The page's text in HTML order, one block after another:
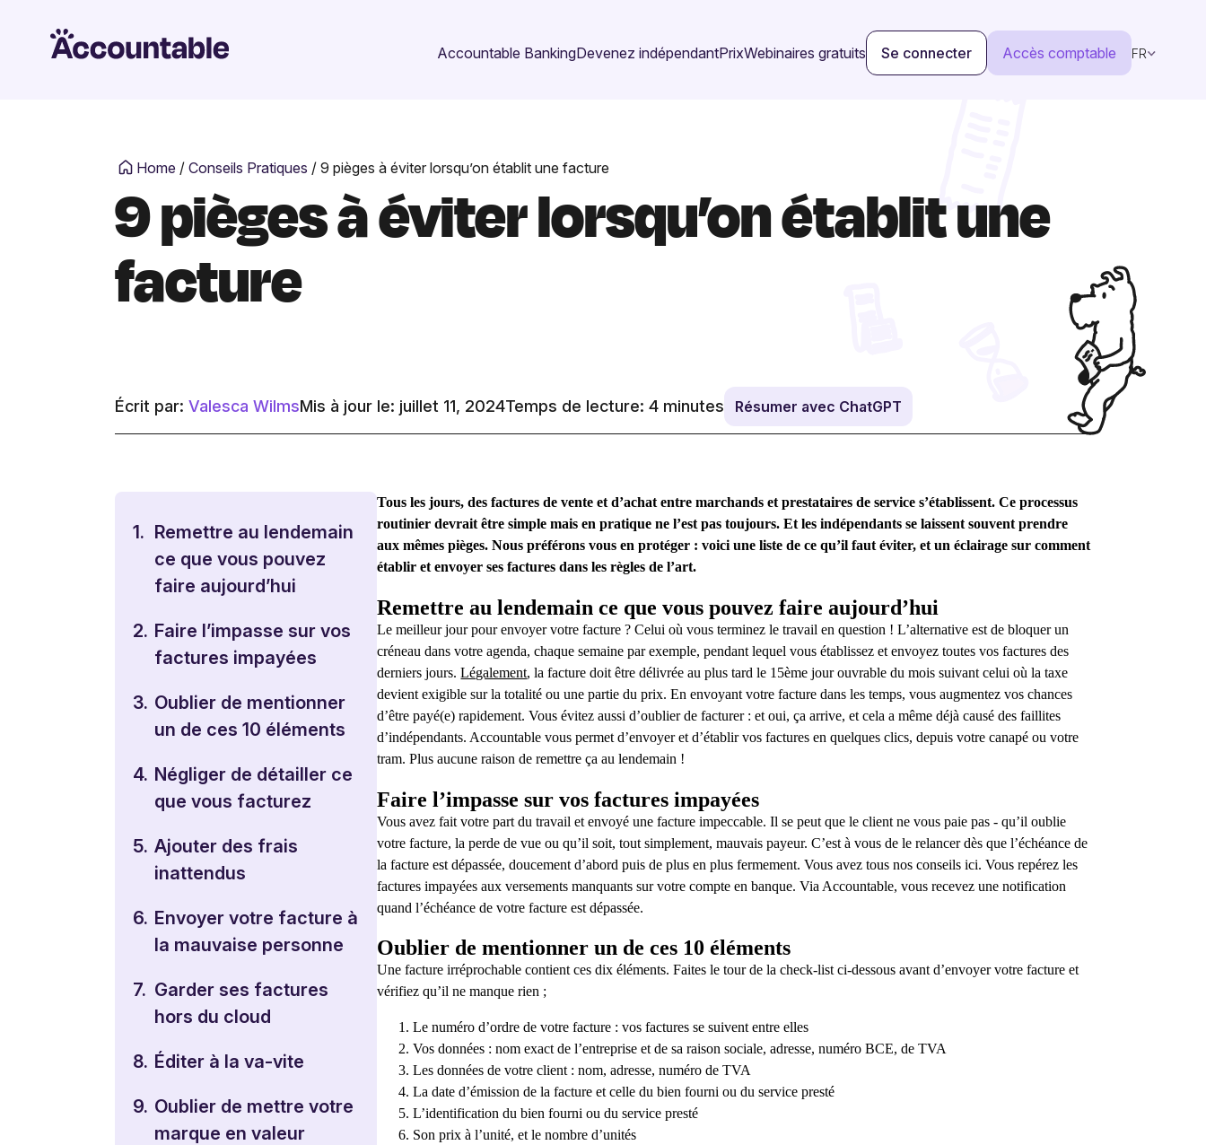
Accountable BankingDevenez indépendantPrixWebinaires gratuits Se connecter Accès comptable FR
Home / Conseils Pratiques / 9 pièges à éviter lorsqu’on établit une facture
9 pièges à éviter lorsqu’on établit une
facture
Écrit par: Valesca WilmsMis à jour le: juillet 11, 2024Temps de lecture: 4 minutes Résumer avec ChatGPT
1. Remettre au lendemain
ce que vous pouvez
faire aujourd’hui
2. Faire l’impasse sur vos
factures impayées
3. Oublier de mentionner
un de ces 10 éléments
4. Négliger de détailler ce
que vous facturez
5. Ajouter des frais
inattendus
6. Envoyer votre facture à
la mauvaise personne
7. Garder ses factures
hors du cloud
8. Éditer à la va-vite
9. Oublier de mettre votre
marque en valeur
Tous les jours, des factures de vente et d’achat entre marchands et prestataires de service s’établissent. Ce processus
routinier devrait être simple mais en pratique ne l’est pas toujours. Et les indépendants se laissent souvent prendre
aux mêmes pièges. Nous préférons vous en protéger : voici une liste de ce qu’il faut éviter, et un éclairage sur comment
établir et envoyer ses factures dans les règles de l’art.
Remettre au lendemain ce que vous pouvez faire aujourd’hui
Le meilleur jour pour envoyer votre facture ? Celui où vous terminez le travail en question ! L’alternative est de bloquer un
créneau dans votre agenda, chaque semaine par exemple, pendant lequel vous établissez et envoyez toutes vos factures des
derniers jours.Légalement, la facture doit être délivrée au plus tard le 15ème jour ouvrable du mois suivant celui où la taxe
devient exigible sur la totalité ou une partie du prix. En envoyant votre facture dans les temps, vous augmentez vos chances
d’être payé(e) rapidement. Vous évitez aussi d’oublier de facturer : et oui, ça arrive, et cela a même déjà causé des faillites
d’indépendants. Accountable vous permet d’envoyer et d’établir vos factures en quelques clics, depuis votre canapé ou votre
tram. Plus aucune raison de remettre ça au lendemain !
Faire l’impasse sur vos factures impayées
Vous avez fait votre part du travail et envoyé une facture impeccable. Il se peut que le client ne vous paie pas - qu’il oublie
votre facture, la perde de vue ou qu’il soit, tout simplement, mauvais payeur. C’est à vous de le relancer dès que l’échéance de
la facture est dépassée, doucement d’abord puis de plus en plus fermement. Vous avez tous nos conseils ici. Vous repérez les
factures impayées aux versements manquants sur votre compte en banque. Via Accountable, vous recevez une notification
quand l’échéance de votre facture est dépassée.
Oublier de mentionner un de ces 10 éléments
Une facture irréprochable contient ces dix éléments. Faites le tour de la check-list ci-dessous avant d’envoyer votre facture et
vérifiez qu’il ne manque rien ;
Le numéro d’ordre de votre facture : vos factures se suivent entre elles
Vos données : nom exact de l’entreprise et de sa raison sociale, adresse, numéro BCE, de TVA
Les données de votre client : nom, adresse, numéro de TVA
La date d’émission de la facture et celle du bien fourni ou du service presté
L’identification du bien fourni ou du service presté
Son prix à l’unité, et le nombre d’unités